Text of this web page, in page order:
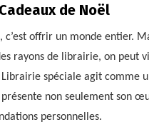
de Noël
offrir un monde entier.
rayons de librairie, on peut
spéciale agit comme
non seulement son
personnelles.